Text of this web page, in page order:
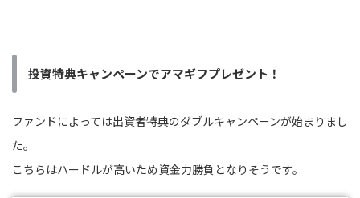
投資特典キャンペーンでアマギフプレゼント！
ファンドによっては出資者特典のダブルキャンペーンが始まりまし
た。
こちらはハードルが高いため資金力勝負となりそうです。